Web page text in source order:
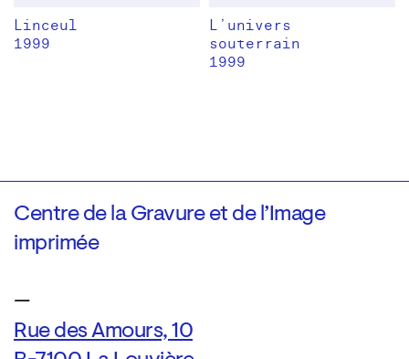
Linceul
1999
L’univers
souterrain
1999
Centre de la Gravure et de l’Image
imprimée
—
Rue des Amours, 10